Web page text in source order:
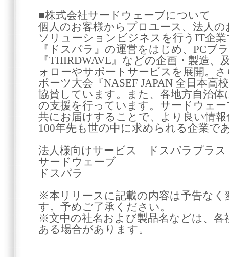
■株式会社サードウェーブについて
個人のお客様からプロユース、法人
ソリューションビジネスを行うIT企
『ドスパラ』の運営をはじめ、PCブ
『THIRDWAVE』などの企画・製造
ォローやサポートサービスを展開。
ポーツ大会『NASEF JAPAN 全日本高
協賛しています。また、各地方自治
の支援を行っています。サードウェ
共にお届けすることで、より良い情
100年先も世の中に求められる企業で
法人様向けサービス ドスパラプ
サードウェー
ドスパ
※本リリースに記載の内容は予告なく
す。予めご了承ください。
※文中の社名および製品名などは、各
ある場合があります。